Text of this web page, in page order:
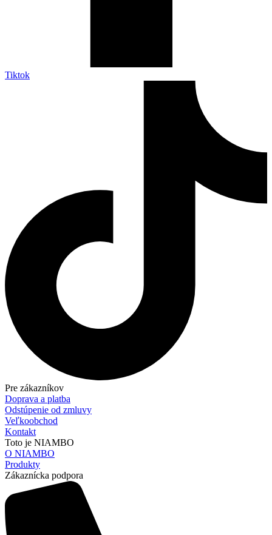
Tiktok
Pre zákazníkov
Doprava a platba
Odstúpenie od zmluvy
Veľkoobchod
Kontakt
Toto je NIAMBO
O NIAMBO
Produkty
Zákaznícka podpora